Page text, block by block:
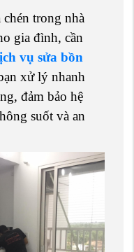
trong nhà
gia đình, cần
vụ sửa bồn
xử lý nhanh
đảm bảo hệ
suốt và an